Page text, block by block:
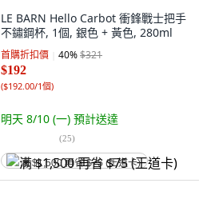
LE BARN Hello Carbot 衝鋒戰士把手
不鏽鋼杯, 1個, 銀色 + 黃色, 280ml
首購折扣價 40%$321
$192
($192.00/1個)
明天 8/10 (一) 預計送達
(25)
满 $1,500 再省 $75 (王道卡)